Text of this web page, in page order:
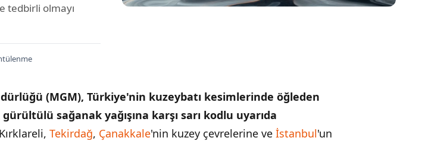
tedbirli olmayı
(MGM), Türkiye'nin kuzeybatı kesimlerinde öğleden
sağanak yağışına karşı sarı kodlu uyarıda
Tekirdağ, Çanakkale'nin kuzey çevrelerine ve İstanbul'un